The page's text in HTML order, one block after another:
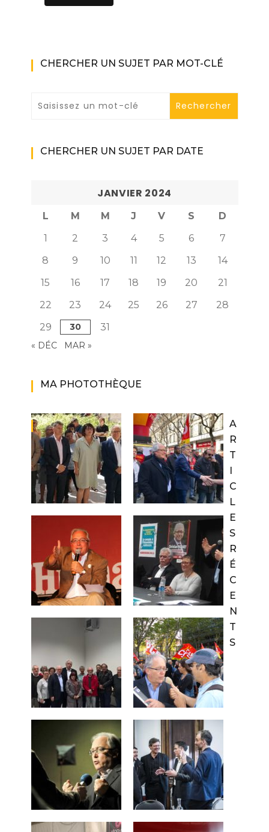
CHERCHER UN SUJET PAR MOT-CLÉ
CHERCHER UN SUJET PAR DATE
JANVIER 2024
L M M J V S
D
1
2 3 4 5 6
7
8
9 10 11 12 13
14
15
16 17 18 19 20
21
22
23 24 25 26 27
28
29
30 31
« DÉC MAR »
MA PHOTOTHÈQUE
A
R
T
I
C
L
E
S
R
É
C
E
N
T
S